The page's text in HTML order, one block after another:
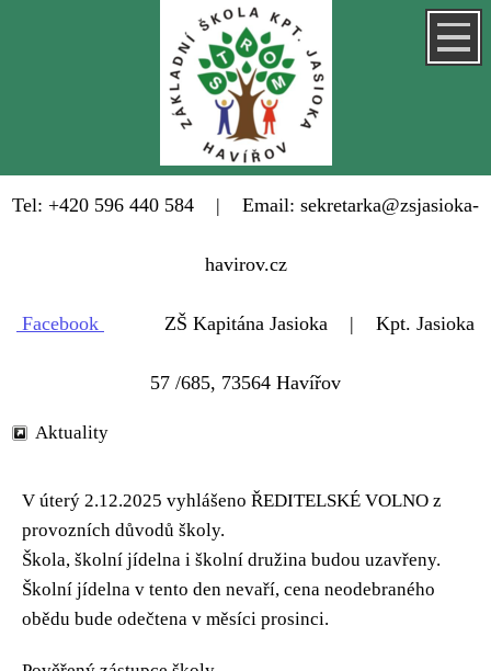
Tel: +420 596 440 584 | Email: sekretarka@zsjasioka-
havirov.cz
Facebook ZŠ Kapitána Jasioka | Kpt. Jasioka
57 /685, 73564 Havířov
Aktuality
V úterý 2.12.2025 vyhlášeno ŘEDITELSKÉ VOLNO z
provozních důvodů školy.
Škola, školní jídelna i školní družina budou uzavřeny.
Školní jídelna v tento den nevaří, cena neodebraného
obědu bude odečtena v měsíci prosinci.